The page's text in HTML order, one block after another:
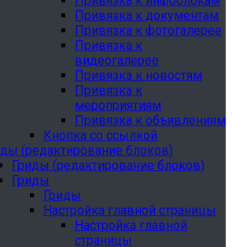
Привязка к документам
Привязка к фотогалерее
Привязка к
видеогалерее
Привязка к новостям
Привязка к
мероприятиям
Привязка к объявлениям
Кнопка со ссылкой
(редактирование блоков)
Гриды (редактирование блоков)
Гриды
Гриды
Настройка главной страницы
Настройка главной
страницы